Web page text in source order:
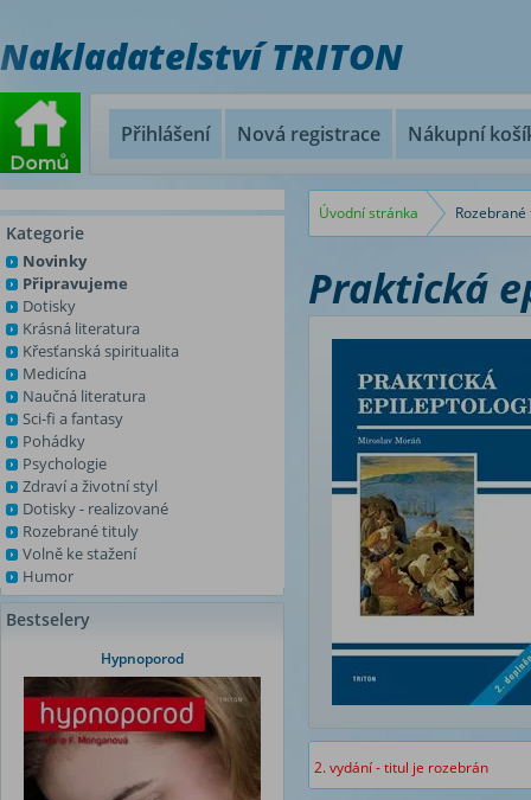
Nakladatelství TRITON
Přihlášení Nová registrace Nákupní
Kategorie
Novinky
Připravujeme
Dotisky
Krásná literatura
Křesťanská spiritualita
Medicína
Naučná literatura
Sci-fi a fantasy
Pohádky
Psychologie
Zdraví a životní styl
Dotisky - realizované
Rozebrané tituly
Volně ke stažení
Humor
Bestselery
Hypnoporod
Úvodní stránka
Praktická
2. vydání - titul je rozebrán